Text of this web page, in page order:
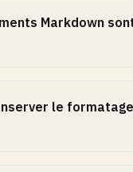
Markdown
le formatage